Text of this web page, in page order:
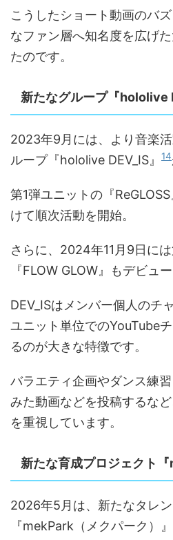
こうしたショート動画のバ
なファン層へ知名度を広げ
たのです。
新たなグループ『hololive
2023年9月には、より音楽
ループ『hololive DEV_IS』
14
第1弾ユニットの『
けて順次活動を開始。
さらに、2024年11月9日に
『FLOW GLOW』もデビュ
DEV_ISはメンバー個人のチ
ユニット単位でのYouTube
るのが大きな特徴です。
バラエティ企画やダンス練
みた動画などを投稿するな
を重視しています。
新たな育成プロジェクト
2026年5月は、新たなタレ
『mekPark（メクパーク）』